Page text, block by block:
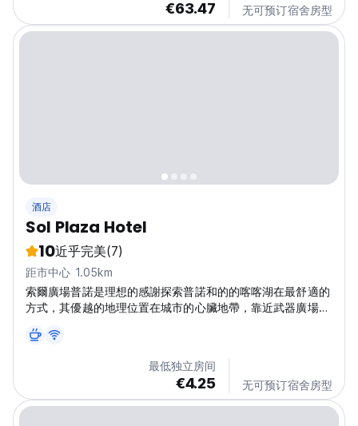
€63.47 无可预订宿舍房型
酒店
Sol Plaza Hotel
10近乎完美(7)
距市中心 1.05km
索爾廣場普諾是理想的感謝探索普諾和的的喀喀湖在最舒適的
方式，其優越的地理位置在城市的心臟地帶，靠近武器廣場，
的房屋，餐館，酒吧，銀行，自動取款機，工藝品商店，博物
館和旅遊景點。乘船前往的喀喀湖的主要港口是步行15分鐘，
出租車5分鐘。巴士和火車站距離酒店有5分鐘的路程，
Manco Capac國際機場距離酒店有45分鐘的出租車車程。
這些房間，我們44設備齊全的客房，完美結合現代和優雅，
最低独立房间
€4.25 无可预订宿舍房型